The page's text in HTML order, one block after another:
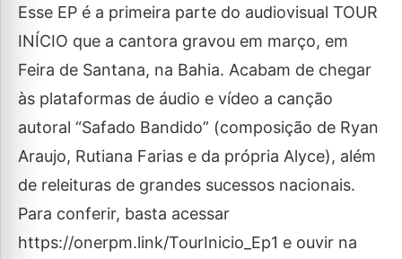
Esse EP é a primeira parte do audiovisual TOUR
INÍCIO que a cantora gravou em março, em
Feira de Santana, na Bahia. Acabam de chegar
às plataformas de áudio e vídeo a canção
autoral “Safado Bandido” (composição de Ryan
Araujo, Rutiana Farias e da própria Alyce), além
de releituras de grandes sucessos nacionais.
Para conferir, basta acessar
https://onerpm.link/TourInicio_Ep1 e ouvir na